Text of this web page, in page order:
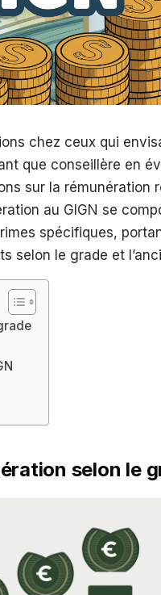
chez ceux qui
que conseillère en
sur la rémunération
au GIGN se
spécifiques,
selon le grade et
selon le